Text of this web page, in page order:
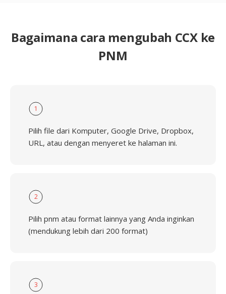
Bagaimana cara mengubah CCX ke
PNM
1
Pilih file dari Komputer, Google Drive, Dropbox,
URL, atau dengan menyeret ke halaman ini.
2
Pilih pnm atau format lainnya yang Anda inginkan
(mendukung lebih dari 200 format)
3